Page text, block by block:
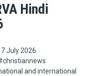
Hindi
July 2026
and international